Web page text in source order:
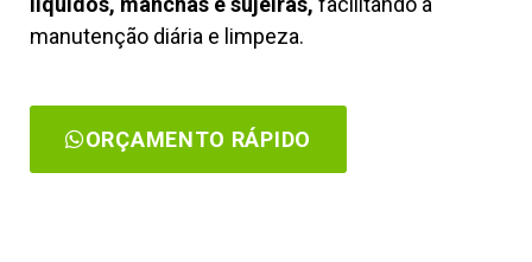
manutenção diária e limpeza.
ORÇAMENTO RÁPIDO